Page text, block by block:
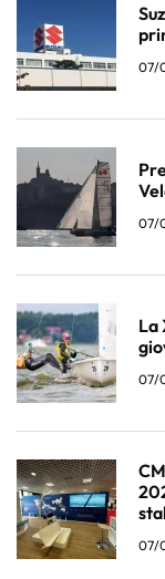
07/
07/
La
07/
07/